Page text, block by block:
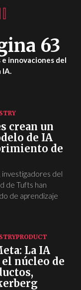
63
e innovaciones del
IA.
crean un
de IA
de
investigadores del
de Tufts han
de aprendizaje
PRODUCT
La IA
núcleo de